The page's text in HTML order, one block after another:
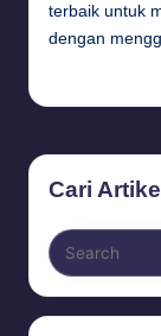
terbaik untuk
dengan
Cari Artikel